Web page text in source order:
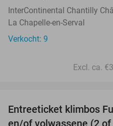
InterContinental Chantilly
La Chapelle-en-Serval
Verkocht: 9
Excl. ca.
Entreeticket klimbos
en/of volwassene (2 of